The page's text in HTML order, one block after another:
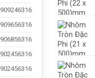
909246316
909656316
906856316
902456316
902456316